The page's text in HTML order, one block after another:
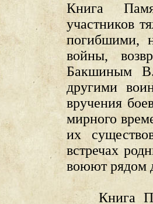
Книга
участников
погибшими,
войны,
Бакшиным
другими
вручения
мирного
их
встречах
воюют рядом
Книга